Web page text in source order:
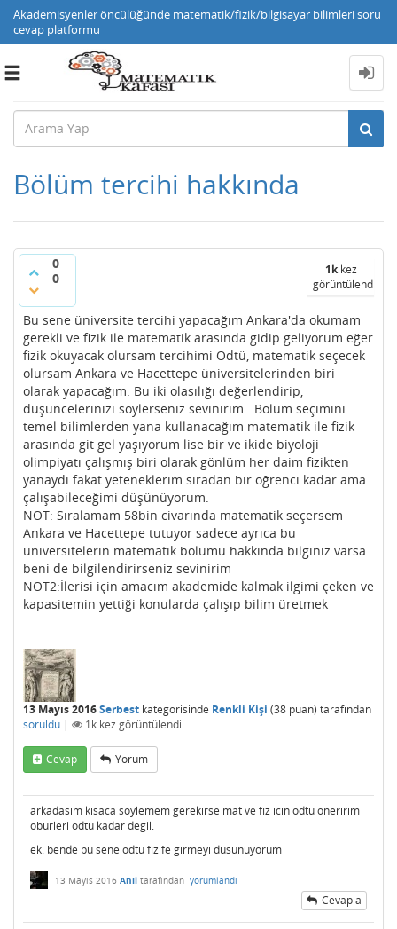
Akademisyenler öncülüğünde matematik/fizik/bilgisayar bilimleri soru
cevap platformu
Toggle
Bölüm tercihi hakkında
0
0
1kkez
görüntülendi
Bu sene üniversite tercihi yapacağım Ankara'da okumam
gerekli ve fizik ile matematik arasında gidip geliyorum eğer
fizik okuyacak olursam tercihimi Odtü, matematik seçecek
olursam Ankara ve Hacettepe üniversitelerinden biri
olarak yapacağım. Bu iki olasılığı değerlendirip,
düşüncelerinizi söylerseniz sevinirim.. Bölüm seçimini
temel bilimlerden yana kullanacağım matematik ile fizik
arasında git gel yaşıyorum lise bir ve ikide biyoloji
olimpiyatı çalışmış biri olarak gönlüm her daim fizikten
yanaydı fakat yeteneklerim sıradan bir öğrenci kadar ama
çalışabileceğimi düşünüyorum.
NOT: Sıralamam 58bin civarında matematik seçersem
Ankara ve Hacettepe tutuyor sadece ayrıca bu
üniversitelerin matematik bölümü hakkında bilginiz varsa
beni de bilgilendirirseniz sevinirim
NOT2:İlerisi için amacım akademide kalmak ilgimi çeken ve
kapasitemin yettiği konularda çalışıp bilim üretmek
13 Mayıs 2016Serbest kategorisinde Renkli Kişi (38 puan) tarafından
soruldu | 1k kez görüntülendi
Cevap Yorum
arkadasim kisaca soylemem gerekirse mat ve fiz icin odtu oneririm
oburleri odtu kadar degil.
ek. bende bu sene odtu fizife girmeyi dusunuyorum
13 Mayıs 2016 Anil tarafından yorumlandı
Cevapla